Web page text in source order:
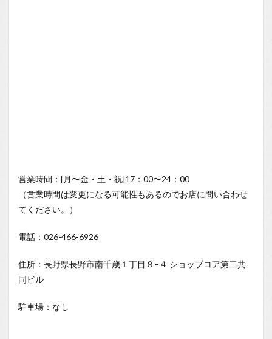
営業時間：[月〜金・土・祝]17：00〜24：00
（営業時間は変更になる可能性もあるのでお店に問い合わせ
てください。）
電話：026-466-6926
住所：長野県長野市南千歳１丁目８−４ ショップコア第二共
同ビル
駐車場：なし